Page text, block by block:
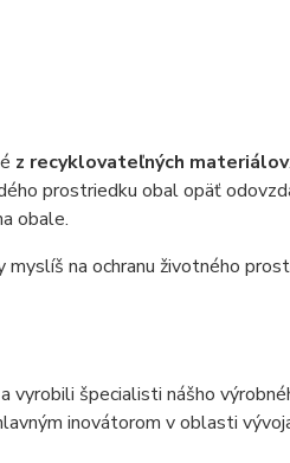
z recyklovateľných materiálov
prostriedku obal opäť
obale.
myslíš na ochranu životného
vyrobili špecialisti nášho
inovátorom v oblasti